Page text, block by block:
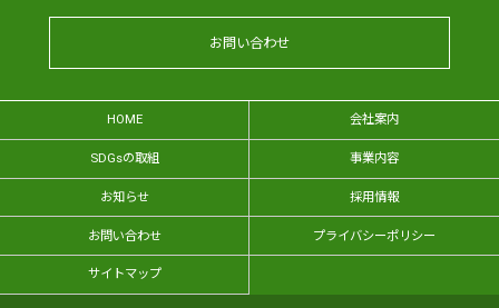
お問い合わせ
HOME 会社案内
SDGsの取組 事業内容
お知らせ 採用情報
お問い合わせ プライバシーポリシー
サイトマップ